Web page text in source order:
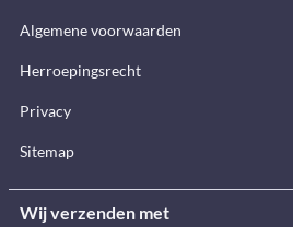
Algemene voorwaarden
Herroepingsrecht
Privacy
Sitemap
Wij verzenden met